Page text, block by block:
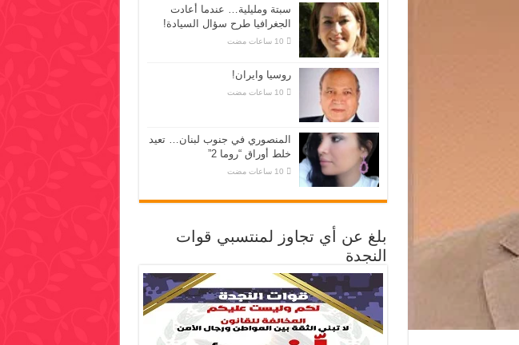
سبتة ومليلية… عندما أعادت
الجغرافيا طرح سؤال السيادة!
روسيا وايران!
المنصوري في جنوب لبنان… تعيد
خلط أوراق “روما 2”
بلغ عن أي تجاوز لمنتسبي قوات
النجدة